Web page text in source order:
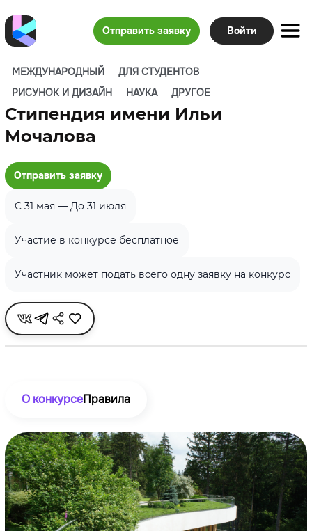
Отправить заявку Войти
МЕЖДУНАРОДНЫЙ
ДЛЯ СТУДЕНТОВ
РИСУНОК И ДИЗАЙН
НАУКА ДРУГОЕ
Стипендия имени Ильи
Мочалова
Отправить заявку
C 31 мая — До 31 июля
Участие в конкурсе бесплатное
Участник может подать всего одну заявку на конкурс
О конкурсеПравила